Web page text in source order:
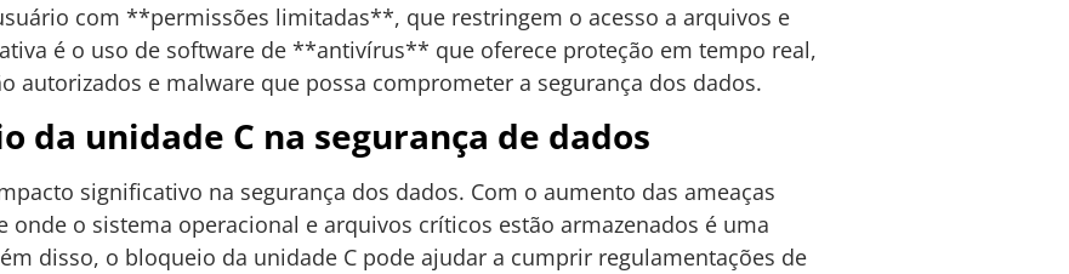
com **permissões limitadas**, que restringem o acesso a arquivos e
é o uso de software de **antivírus** que oferece proteção em tempo real,
autorizados e malware que possa comprometer a segurança dos dados.
da unidade C na segurança de dados
significativo na segurança dos dados. Com o aumento das ameaças
onde o sistema operacional e arquivos críticos estão armazenados é uma
disso, o bloqueio da unidade C pode ajudar a cumprir regulamentações de